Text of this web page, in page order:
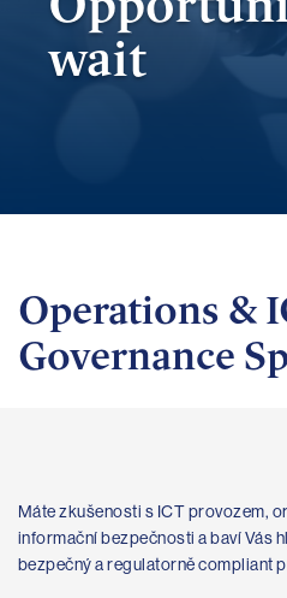
wait
Operations &
Governance
Máte zkušenosti s ICT provozem,
informační bezpečnosti a baví Vás
bezpečný a regulatorně compliant